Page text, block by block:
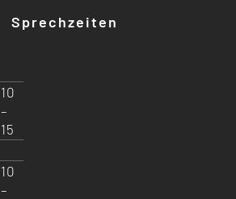
Sprechzeiten
10
–
15
10
–